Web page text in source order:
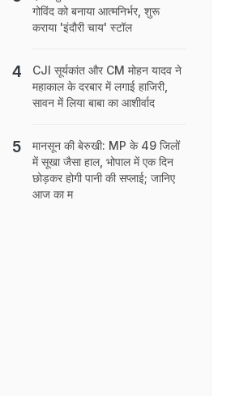
गोविंद को बनाया आत्मनिर्भर, शुरू
कराया 'इंदौरी चाय' स्टॉल
CJI सूर्यकांत और CM मोहन यादव ने
महाकाल के दरबार में लगाई हाजिरी,
सावन में लिया बाबा का आशीर्वाद
मानसून की बेरुखी: MP के 49 जिलों
में सूखा जैसा हाल, भोपाल में एक दिन
छोड़कर होगी पानी की सप्लाई; जानिए
आज का म